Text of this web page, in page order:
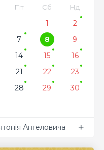
Пт Сб Нд
1
2
7 8
9
14 15
16
21 22
23
28 29
30
Ангеловича